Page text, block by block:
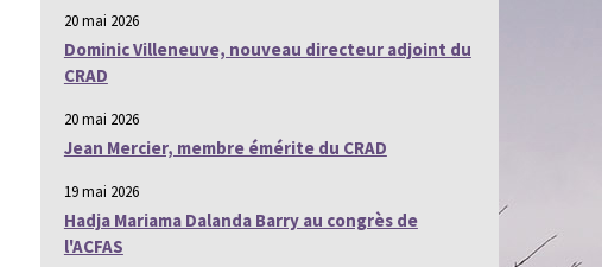
20 mai 2026
Dominic Villeneuve, nouveau directeur adjoint du
CRAD
20 mai 2026
Jean Mercier, membre émérite du CRAD
19 mai 2026
Hadja Mariama Dalanda Barry au congrès de
l'ACFAS